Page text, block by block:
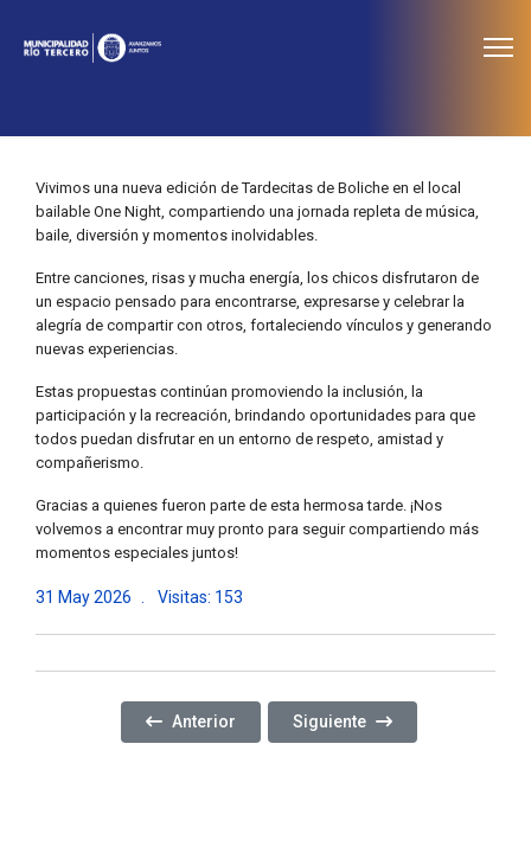
Vivimos una nueva edición de Tardecitas de Boliche en el local
bailable One Night, compartiendo una jornada repleta de música,
baile, diversión y momentos inolvidables.
Entre canciones, risas y mucha energía, los chicos disfrutaron de
un espacio pensado para encontrarse, expresarse y celebrar la
alegría de compartir con otros, fortaleciendo vínculos y generando
nuevas experiencias.
Estas propuestas continúan promoviendo la inclusión, la
participación y la recreación, brindando oportunidades para que
todos puedan disfrutar en un entorno de respeto, amistad y
compañerismo.
Gracias a quienes fueron parte de esta hermosa tarde. ¡Nos
volvemos a encontrar muy pronto para seguir compartiendo más
momentos especiales juntos!
31 May 2026 Visitas: 153
Artículo Anterior: COMPARTIMOS UNA NUEVA
Anterior Artículo Siguiente:
Siguiente